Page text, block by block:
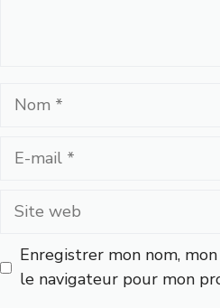
Nom
Site
Enregistrer mon nom,
le navigateur pour mon